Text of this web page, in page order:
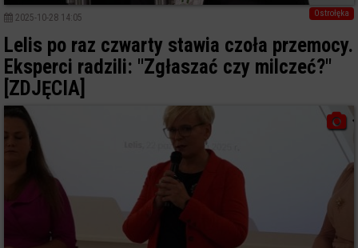
Ostrołęka
2025-10-28 14:05
Lelis po raz czwarty stawia czoła przemocy.
Eksperci radzili: "Zgłaszać czy milczeć?"
[ZDJĘCIA]